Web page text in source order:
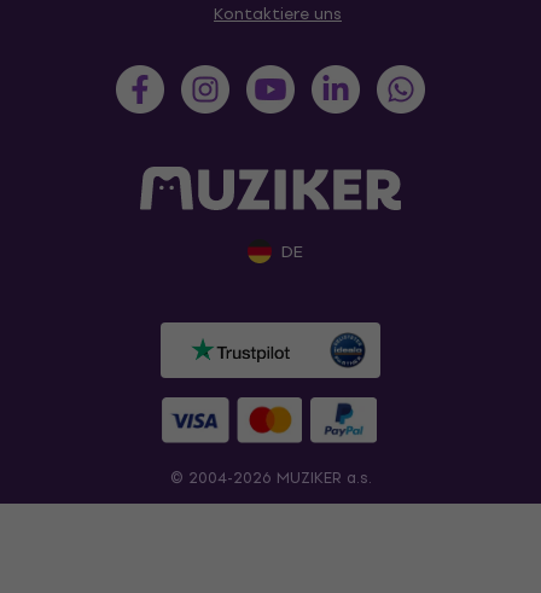
Kontaktiere uns
DE
© 2004-2026 MUZIKER a.s.